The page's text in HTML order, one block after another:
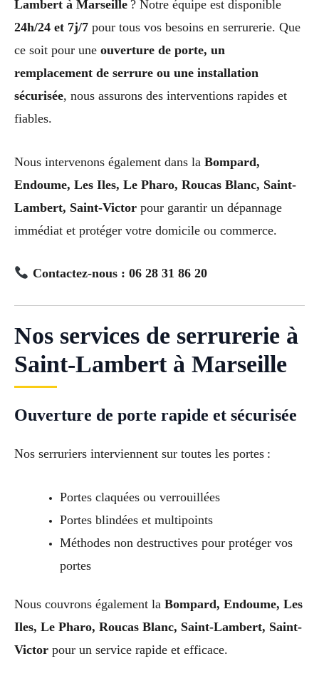
Lambert à Marseille ? Notre équipe est disponible
24h/24 et 7j/7 pour tous vos besoins en serrurerie. Que
ce soit pour une ouverture de porte, un
remplacement de serrure ou une installation
sécurisée, nous assurons des interventions rapides et
fiables.
Nous intervenons également dans la Bompard,
Endoume, Les Iles, Le Pharo, Roucas Blanc, Saint-
Lambert, Saint-Victor pour garantir un dépannage
immédiat et protéger votre domicile ou commerce.
Contactez-nous : 06 28 31 86 20
Nos services de serrurerie à
Saint-Lambert à Marseille
Ouverture de porte rapide et sécurisée
Nos serruriers interviennent sur toutes les portes :
Portes claquées ou verrouillées
Portes blindées et multipoints
Méthodes non destructives pour protéger vos
portes
Nous couvrons également la Bompard, Endoume, Les
Iles, Le Pharo, Roucas Blanc, Saint-Lambert, Saint-
Victor pour un service rapide et efficace.